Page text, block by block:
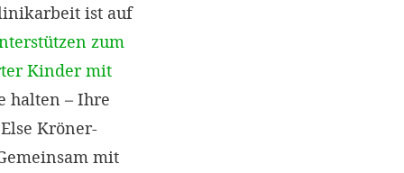
ist auf
zum
Kinder mit
halten – Ihre
Kröner-
mit